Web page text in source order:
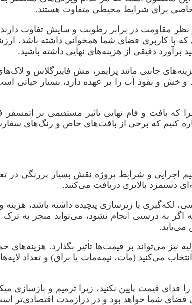
برای شرایط محیطی متفاوت هستند.
نظر مقاومت در برابر رطوبت و سایش تفاوت
کاربری فضای شما همخوانی داشته باشد،
دقیقی از هزینه‌های نهایی داشته باشید.
جانبی مانند پرایمر، مش فایبرگلاس و
و نفوذ آب را بر عهده دارد، بسیار حیاتی
که بافت و فام نهایی تاثیر مستقیمی بر
کنیم که برخی از بافت‌های خاص و رنگ‌های
اجرایی و شرایط پروژه نقش بسیار پررنگی در
دستمزد بالاتری دریافت می‌کنند.
یا زیرسازی پیچیده داشته باشد، هزینه و
به درستی انجام نشود، می‌تواند منجر به ترک
می‌یابد.
نیز می‌تواند بر قیمت‌ها تأثیر بگذارد.
می‌کنید (مات، نیمه‌مات یا براق) و تعداد
قیمت پایین نکنید، زیرا ترمیم و بازسازی
فضای شما خواهد بود و در درازمدت اقتصادی‌تر